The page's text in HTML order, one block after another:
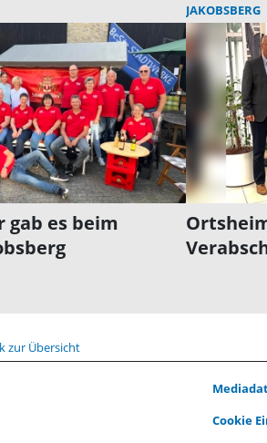
gab es beim
JAKOBSBERG
zur Übersicht
Cookie